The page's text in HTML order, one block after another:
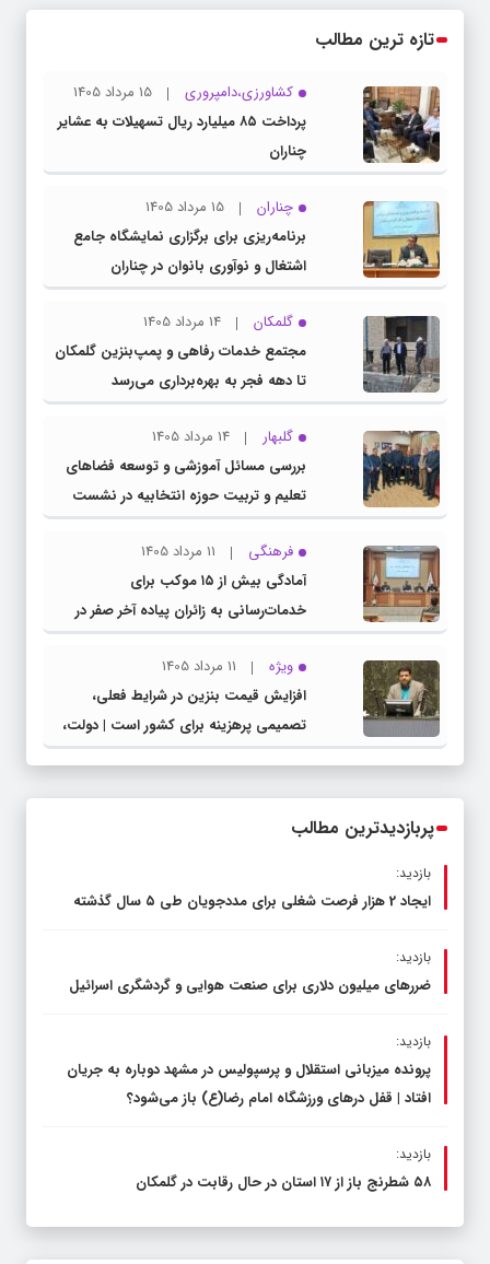
تازه ترین مطالب
کشاورزی،دامپروری
15 مرداد 1405
پرداخت ۸۵ میلیارد ریال تسهیلات به عشایر
چناران
چناران
15 مرداد 1405
برنامه‌ریزی برای برگزاری نمایشگاه جامع
اشتغال و نوآوری بانوان در چناران
گلمکان
14 مرداد 1405
مجتمع خدمات رفاهی و پمپ‌بنزین گلمکان
تا دهه فجر به بهره‌برداری می‌رسد
گلبهار
14 مرداد 1405
بررسی مسائل آموزشی و توسعه فضاهای
تعلیم و تربیت حوزه انتخابیه در نشست
مشترک عضو کمیسیون آموزش مجلس با
مدیرکل آموزش و پرورش خراسان رضوی
فرهنگی
11 مرداد 1405
آمادگی بیش از ۱۵ موکب برای
خدمات‌رسانی به زائران پیاده آخر صفر در
شهرستان چناران
ویژه
11 مرداد 1405
افزایش قیمت بنزین در شرایط فعلی،
تصمیمی پرهزینه برای کشور است | دولت،
قاچاق سوخت و عوامل اصلی ناترازی را
پربازدیدترین مطالب
بازدید:
ایجاد 2 هزار فرصت شغلی برای مددجویان طی ۵ سال گذشته
بازدید:
ضررهای میلیون دلاری برای صنعت هوایی و گردشگری اسرائیل
بازدید:
پرونده میزبانی استقلال و پرسپولیس در مشهد دوباره به جریان
افتاد | قفل در‌های ورزشگاه امام رضا(ع) باز می‌شود؟
بازدید:
۵۸ شطرنج‌ باز از ۱۷ استان در حال رقابت در گلمکان